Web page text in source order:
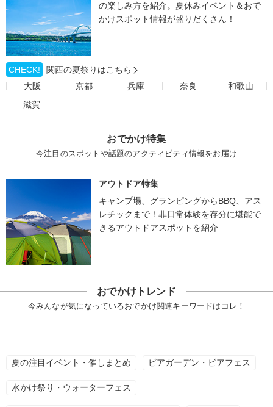
の楽しみ方を紹介。夏休みイベント＆おで
かけスポット情報が盛りだくさん！
CHECK!
関西の夏祭りはこちら
大阪
京都 兵庫 奈良
和歌山
滋賀
おでかけ特集
今注目のスポットや話題のアクティビティ情報をお届け
アウトドア特集
キャンプ場、グランピングからBBQ、アス
レチックまで！非日常体験を存分に堪能で
きるアウトドアスポットを紹介
おでかけトレンド
今みんなが気になっているおでかけ関連キーワードはコレ！
夏の注目イベント・催しまとめ ビアガーデン・ビアフェス
水かけ祭り・ウォーターフェス